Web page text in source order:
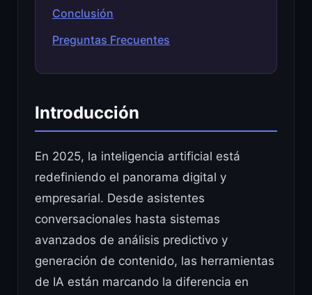
Conclusión
Preguntas Frecuentes
Introducción
En 2025, la inteligencia artificial está
redefiniendo el panorama digital y
empresarial. Desde asistentes
conversacionales hasta sistemas
avanzados de análisis predictivo y
generación de contenido, las herramientas
de IA están marcando la diferencia en